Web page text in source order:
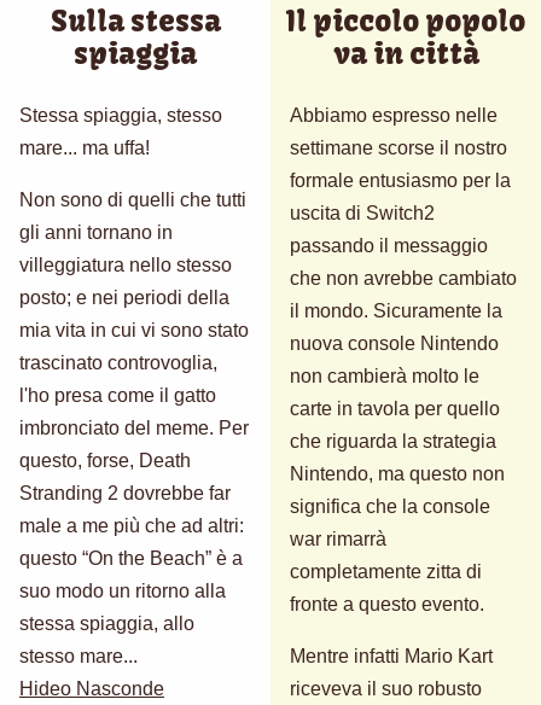
Sulla stessa
spiaggia
Stessa spiaggia, stesso
mare... ma uffa!
Non sono di quelli che tutti
gli anni tornano in
villeggiatura nello stesso
posto; e nei periodi della
mia vita in cui vi sono stato
trascinato controvoglia,
l'ho presa come il gatto
imbronciato del meme. Per
questo, forse, Death
Stranding 2 dovrebbe far
male a me più che ad altri:
questo “On the Beach” è a
suo modo un ritorno alla
stessa spiaggia, allo
stesso mare...
Hideo Nasconde
Il piccolo popolo
va in città
Abbiamo espresso nelle
settimane scorse il nostro
formale entusiasmo per la
uscita di Switch2
passando il messaggio
che non avrebbe cambiato
il mondo. Sicuramente la
nuova console Nintendo
non cambierà molto le
carte in tavola per quello
che riguarda la strategia
Nintendo, ma questo non
significa che la console
war rimarrà
completamente zitta di
fronte a questo evento.
Mentre infatti Mario Kart
riceveva il suo robusto